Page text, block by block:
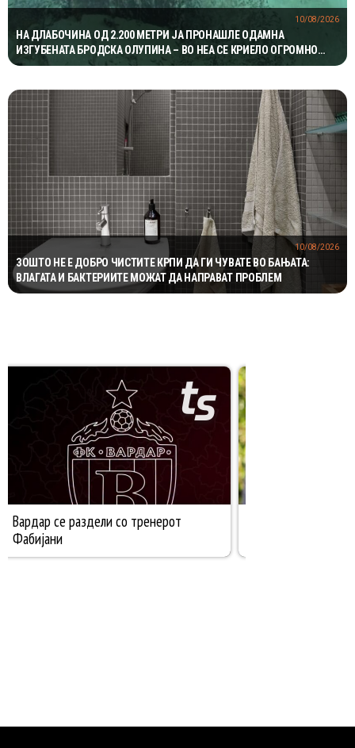
НА ДЛАБОЧИНА ОД 2.200 МЕТРИ ЈА ПРОНАШЛЕ ОДАМНА
ИЗГУБЕНАТА БРОДСКА ОЛУПИНА – ВО НЕА СЕ КРИЕЛО ОГРОМНО
БОГАТСТВО ВО ЗЛАТО
10/08/2026
ЗОШТО НЕ Е ДОБРО ЧИСТИТЕ КРПИ ДА ГИ ЧУВАТЕ ВО БАЊАТА:
ВЛАГАТА И БАКТЕРИИТЕ МОЖАТ ДА НАПРАВАТ ПРОБЛЕМ
10/08/2026